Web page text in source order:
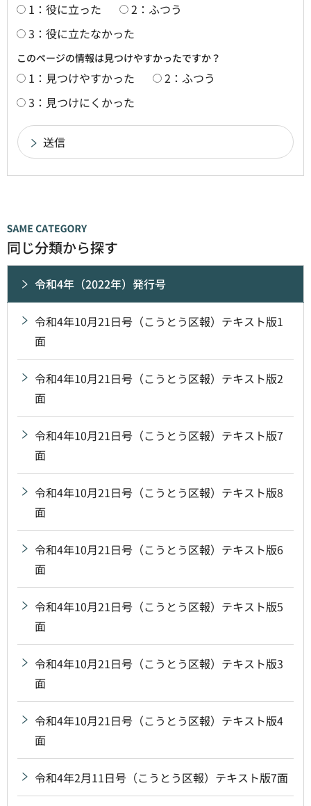
1：役に立った
2：ふつう
3：役に立たなかった
このページの情報は見つけやすかったですか？
1：見つけやすかった
2：ふつう
3：見つけにくかった
同じ分類から探す
令和4年（2022年）発行号
令和4年10月21日号（こうとう区報）テキスト版1
面
令和4年10月21日号（こうとう区報）テキスト版2
面
令和4年10月21日号（こうとう区報）テキスト版7
面
令和4年10月21日号（こうとう区報）テキスト版8
面
令和4年10月21日号（こうとう区報）テキスト版6
面
令和4年10月21日号（こうとう区報）テキスト版5
面
令和4年10月21日号（こうとう区報）テキスト版3
面
令和4年10月21日号（こうとう区報）テキスト版4
面
令和4年2月11日号（こうとう区報）テキスト版7面